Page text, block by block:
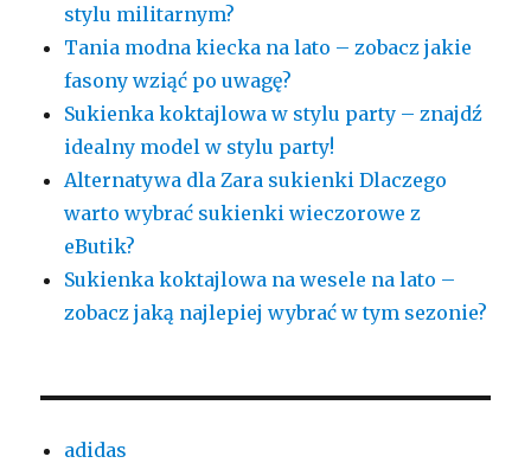
stylu militarnym?
Tania modna kiecka na lato – zobacz jakie
fasony wziąć po uwagę?
Sukienka koktajlowa w stylu party – znajdź
idealny model w stylu party!
Alternatywa dla Zara sukienki Dlaczego
warto wybrać sukienki wieczorowe z
eButik?
Sukienka koktajlowa na wesele na lato –
zobacz jaką najlepiej wybrać w tym sezonie?
adidas